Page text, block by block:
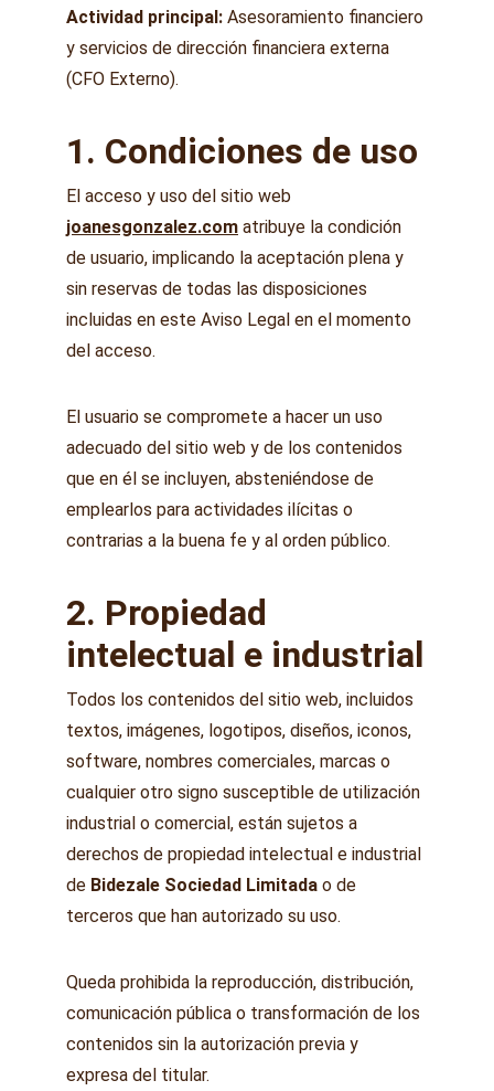
Actividad principal: Asesoramiento financiero
y servicios de dirección financiera externa
(CFO Externo).
1. Condiciones de uso
El acceso y uso del sitio web
joanesgonzalez.com atribuye la condición
de usuario, implicando la aceptación plena y
sin reservas de todas las disposiciones
incluidas en este Aviso Legal en el momento
del acceso.
El usuario se compromete a hacer un uso
adecuado del sitio web y de los contenidos
que en él se incluyen, absteniéndose de
emplearlos para actividades ilícitas o
contrarias a la buena fe y al orden público.
2. Propiedad
intelectual e industrial
Todos los contenidos del sitio web, incluidos
textos, imágenes, logotipos, diseños, iconos,
software, nombres comerciales, marcas o
cualquier otro signo susceptible de utilización
industrial o comercial, están sujetos a
derechos de propiedad intelectual e industrial
de Bidezale Sociedad Limitada o de
terceros que han autorizado su uso.
Queda prohibida la reproducción, distribución,
comunicación pública o transformación de los
contenidos sin la autorización previa y
expresa del titular.